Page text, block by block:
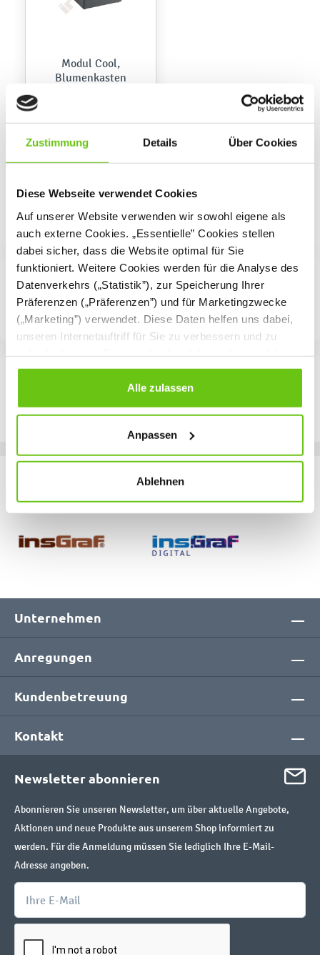
Zustimmung Details Über Cookies
Diese Webseite verwendet Cookies
Auf unserer Website verwenden wir sowohl eigene als
auch externe Cookies. „Essentielle” Cookies stellen
dabei sicher, dass die Website optimal für Sie
funktioniert. Weitere Cookies werden für die Analyse des
Datenverkehrs („Statistik”), zur Speicherung Ihrer
Präferenzen („Präferenzen”) und für Marketingzwecke
(„Marketing”) verwendet. Diese Daten helfen uns dabei,
unseren Internetauftriff für Sie zu verbessern und zu
Cookies Sie erlauben. Verweigern Sie Ihre Zustimmung,
wählen Sie „Alle ablehnen” – in diesem Fall werden nur
Daten verarbeitet, die für den Besuch unserer Website
jederzeit ändern, indem Sie auf die Schaltfläche unten
links klicken. Weitere Informationen zur Datennutzung
Alle zulassen
Anpassen
Ablehnen
Modul Cool,
Blumenkasten
839,90 €
Unternehmen
Anregungen
Kundenbetreuung
Kontakt
Newsletter abonnieren
Abonnieren Sie unseren Newsletter, um über aktuelle Angebote,
Aktionen und neue Produkte aus unserem Shop informiert zu
werden. Für die Anmeldung müssen Sie lediglich Ihre E-Mail-
Adresse angeben.